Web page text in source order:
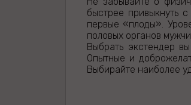
быстрее привыкнуть
первые «плоды».
половых органов
Выбрать экстендер
Опытные и
Выбирайте наиболее